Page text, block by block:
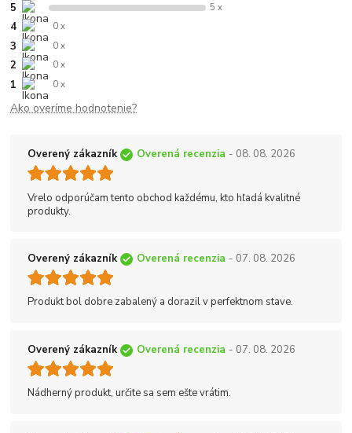
5 5 x
4 0 x
3 0 x
2 0 x
1 0 x
Ako overíme hodnotenie?
Overený zákazník Overená recenzia - 08. 08. 2026
Vrelo odporúčam tento obchod každému, kto hľadá kvalitné
produkty.
Overený zákazník Overená recenzia - 07. 08. 2026
Produkt bol dobre zabalený a dorazil v perfektnom stave.
Overený zákazník Overená recenzia - 07. 08. 2026
Nádherný produkt, určite sa sem ešte vrátim.